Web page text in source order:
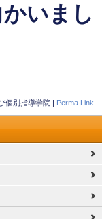
いまし
個別指導学院 | Perma Link